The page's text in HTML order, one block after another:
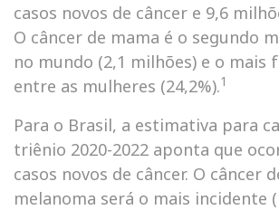
casos novos de câncer e 9,6
O câncer de mama é o segundo
no mundo (2,1 milhões) e o mais
entre as mulheres (24,2%).1
Para o Brasil, a estimativa para
triênio 2020-2022 aponta que
casos novos de câncer. O câncer
melanoma será o mais incidente